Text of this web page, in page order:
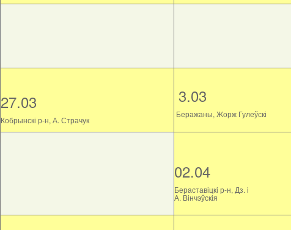
27.03
Кобрынскі р-н, А. Страчук
3.03
Беражаны, Жорж Гулеўскі
02.04
Бераставіцкі р-н, Дз. і
А. Вінчэўскія